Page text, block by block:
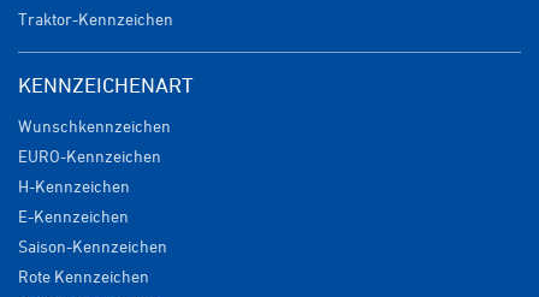
Traktor-Kennzeichen
KENNZEICHENART
Wunschkennzeichen
EURO-Kennzeichen
H-Kennzeichen
E-Kennzeichen
Saison-Kennzeichen
Rote Kennzeichen